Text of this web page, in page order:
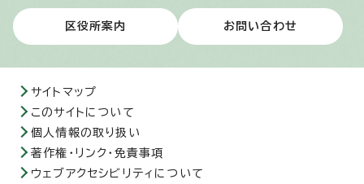
区役所案内 お問い合わせ
サイトマップ
このサイトについて
個人情報の取り扱い
著作権・リンク・免責事項
ウェブアクセシビリティについて